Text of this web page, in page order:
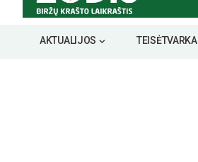
AKTUALIJOS TEISĖTVARKA